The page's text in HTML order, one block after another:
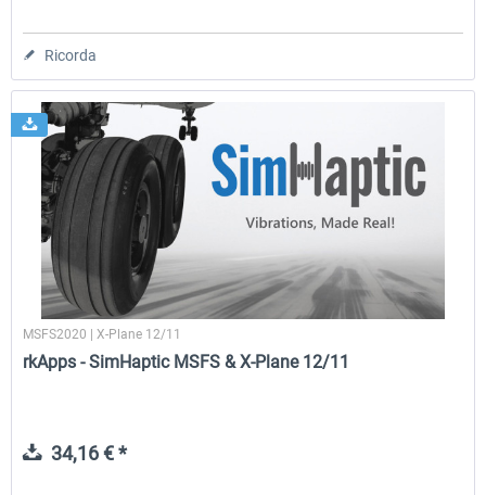
Ricorda
MSFS2020 | X-Plane 12/11
rkApps - SimHaptic MSFS & X-Plane 12/11
34,16 € *